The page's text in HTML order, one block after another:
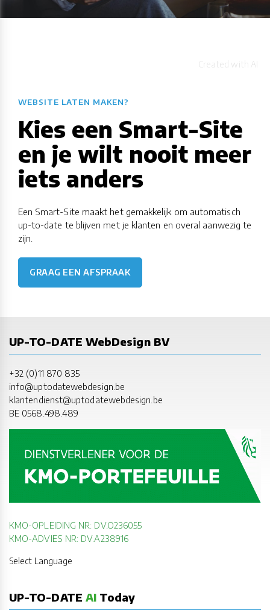
WEBSITE LATEN MAKEN?
Kies een Smart-Site
en je wilt nooit meer
iets anders
Een Smart-Site maakt het gemakkelijk om automatisch
up-to-date te blijven met je klanten en overal aanwezig te
zijn.
GRAAG EEN AFSPRAAK
UP-TO-DATE WebDesign BV
+32 (0)11 870 835
info@uptodatewebdesign.be
klantendienst@uptodatewebdesign.be
BE 0568.498.489
KMO-OPLEIDING NR: DV.O236055
KMO-ADVIES NR: DV.A238916
Select Language
UP-TO-DATE AI Today